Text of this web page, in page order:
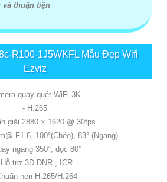
và thuận tiện
R100-1J5WKFL Mẫu Đẹp Wifi
Ezviz
quay quét WiFi 3K
- H.265
giải 2880 × 1620 @ 30fps
F1.6, 100°(Chéo), 83° (Ngang)
ngang 350°, dọc 80°
trợ 3D DNR , ICR
nén H.265/H.264